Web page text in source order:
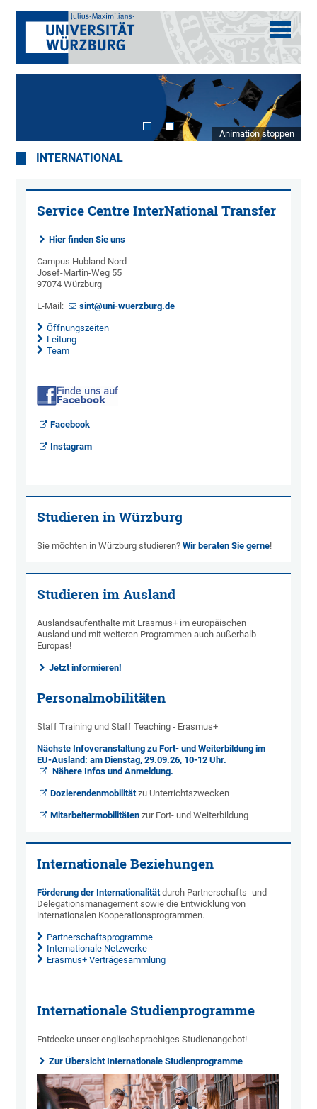
Animation stoppen
INTERNATIONAL
Service Centre InterNational Transfer
Hier finden Sie uns
Campus Hubland Nord
Josef-Martin-Weg 55
97074 Würzburg
E-Mail: sint@uni-wuerzburg.de
Öffnungszeiten
Leitung
Team
Facebook
Instagram
Studieren in Würzburg
Sie möchten in Würzburg studieren?Wir beraten Sie gerne!
Studieren im Ausland
Auslandsaufenthalte mit Erasmus+ im europäischen
Ausland und mit weiteren Programmen auch außerhalb
Europas!
Jetzt informieren!
Personalmobilitäten
Staff Training und Staff Teaching - Erasmus+
Nächste Infoveranstaltung zu Fort- und Weiterbildung im
EU-Ausland: am Dienstag, 29.09.26, 10-12 Uhr.
Nähere Infos und Anmeldung.
Dozierendenmobilitätzu Unterrichtszwecken
Mitarbeitermobilitäten zur Fort- und Weiterbildung
Internationale Beziehungen
Förderung der Internationalitätdurch Partnerschafts- und
Delegationsmanagement sowie die Entwicklung von
internationalen Kooperationsprogrammen.
Partnerschaftsprogramme
Internationale Netzwerke
Erasmus+ Verträgesammlung
Internationale Studienprogramme
Entdecke unser englischsprachiges Studienangebot!
Zur Übersicht Internationale Studienprogramme